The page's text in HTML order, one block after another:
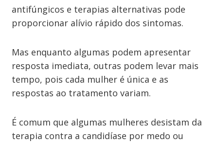
antifúngicos e terapias alternativas pode
proporcionar alívio rápido dos sintomas.
Mas enquanto algumas podem apresentar
resposta imediata, outras podem levar mais
tempo, pois cada mulher é única e as
respostas ao tratamento variam.
É comum que algumas mulheres desistam da
terapia contra a candidíase por medo ou